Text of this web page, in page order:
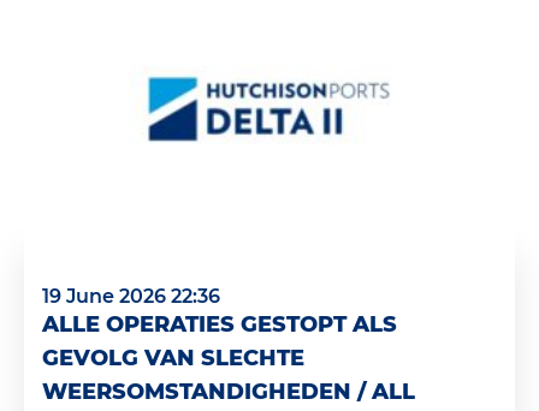
19 June 2026 22:36
ALLE OPERATIES GESTOPT ALS
GEVOLG VAN SLECHTE
WEERSOMSTANDIGHEDEN / ALL